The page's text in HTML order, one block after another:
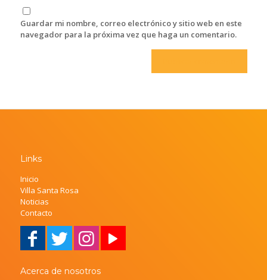
Guardar mi nombre, correo electrónico y sitio web en este
navegador para la próxima vez que haga un comentario.
Links
Inicio
Villa Santa Rosa
Noticias
Contacto
Acerca de nosotros